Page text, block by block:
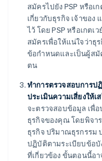
สมัครไปยัง PSP หรือเ
เกี่ยวกับธุรกิจ เจ้าขอ
ไว้ โดย PSP หรือเกตเ
สมัครเพื่อให้แน่ใจว่า
ข้อกำหนดและเป็นผู้สมั
ตน
ทำการตรวจสอบการ
ประเมินความเสี่ยงให้เ
จะตรวจสอบข้อมูล เพื่อ
ธุรกิจของคุณ โดยพิจา
ธุรกิจ ปริมาณธุรกรรม
ปฏิบัติตามระเบียบข้อ
ที่เกี่ยวข้อง ขั้นตอนนี้อ